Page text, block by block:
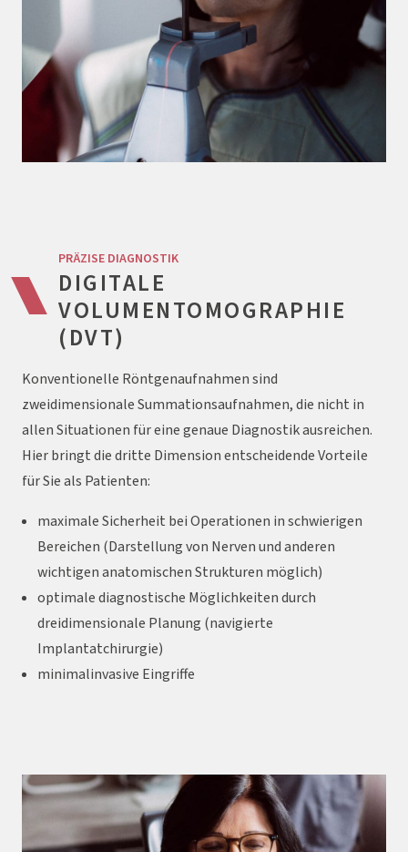
PRÄZISE DIAGNOSTIK
DIGITALE
VOLUMENTOMOGRAPHIE
(DVT)
Konventionelle Röntgenaufnahmen sind
zweidimensionale Summationsaufnahmen, die nicht in
allen Situationen für eine genaue Diagnostik ausreichen.
Hier bringt die dritte Dimension entscheidende Vorteile
für Sie als Patienten:
maximale Sicherheit bei Operationen in schwierigen
Bereichen (Darstellung von Nerven und anderen
wichtigen anatomischen Strukturen möglich)
optimale diagnostische Möglichkeiten durch
dreidimensionale Planung (navigierte
Implantatchirurgie)
minimalinvasive Eingriffe